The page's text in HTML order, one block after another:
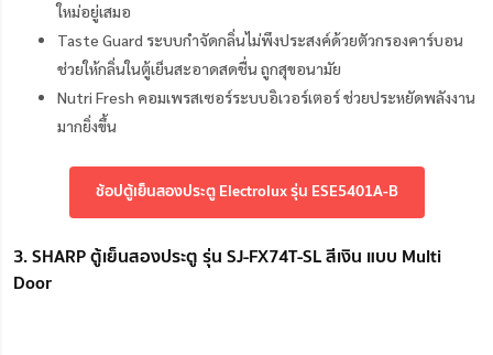
ใหม่อยู่เสมอ
Taste Guard ระบบกำจัดกลิ่นไม่พึงประสงค์ด้วยตัวกรองคาร์บอน
ช่วยให้กลิ่นในตู้เย็นสะอาดสดชื่น ถูกสุขอนามัย
Nutri Fresh คอมเพรสเซอร์ระบบอิเวอร์เตอร์ ช่วยประหยัดพลังงาน
มากยิ่งขึ้น
ช้อปตู้เย็นสองประตู Electrolux รุ่น ESE5401A-B
3. SHARP ตู้เย็นสองประตู รุ่น SJ-FX74T-SL สีเงิน แบบ Multi
Door